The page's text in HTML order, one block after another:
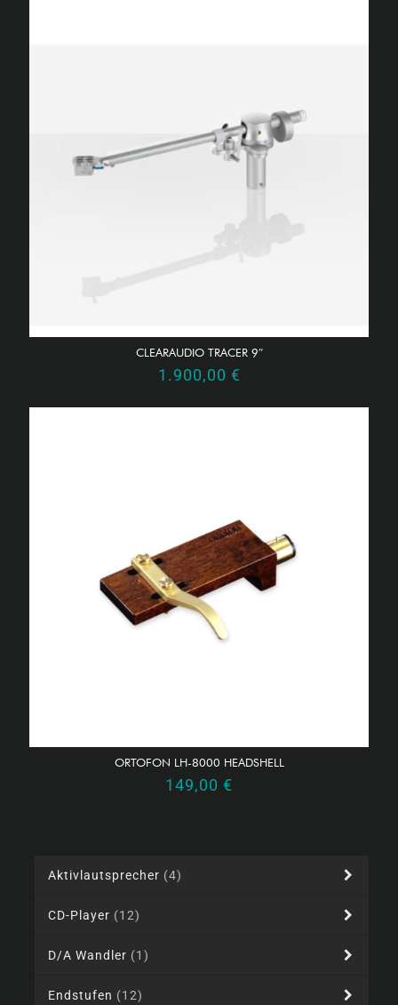
CLEARAUDIO TRACER 9″
1.900,00 €
ORTOFON LH-8000 HEADSHELL
149,00 €
Aktivlautsprecher (4)
CD-Player (12)
D/A Wandler (1)
Endstufen (12)